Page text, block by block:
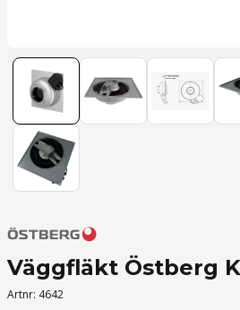
Väggfläkt Östberg
Artnr: 4642